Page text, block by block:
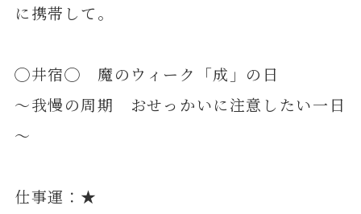
に携帯して。
◯井宿◯ 魔のウィーク「成」の日
～我慢の周期 おせっかいに注意したい一日
～
仕事運：★